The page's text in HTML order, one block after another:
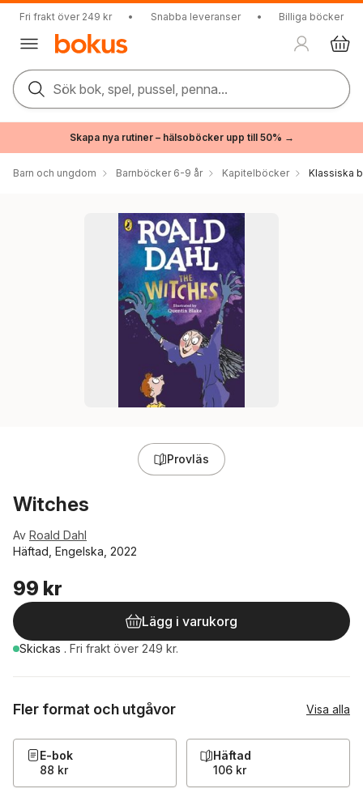
Fri frakt över 249 kr • Snabba leveranser • Billiga böcker
Sök bok, spel, pussel, penna...
Skapa nya rutiner – hälsoböcker upp till 50% →
Barn och ungdom Barnböcker 6-9 år Kapitelböcker Klassiska
Provläs
Witches
Av Roald Dahl
Häftad, Engelska, 2022
99 kr
Lägg i varukorg
Skickas . Fri frakt över 249 kr.
Fler format och utgåvor Visa alla
E-bok
88 kr
Häftad
106 kr